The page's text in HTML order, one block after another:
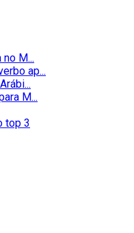
M...
ap...
M...
top 3